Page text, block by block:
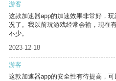
游客
这款加速器app的加速效果非常好，
况了。我以前玩游戏经常会输，现在
不少。
2023-12-18
游客
这款加速器app的安全性有待提高，